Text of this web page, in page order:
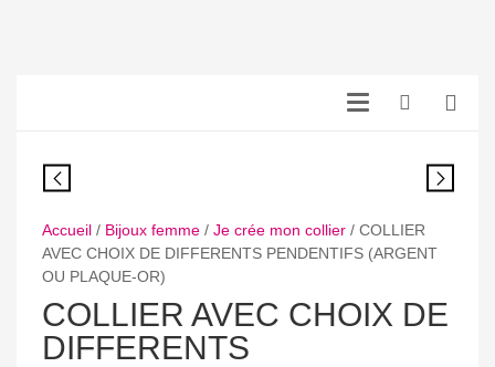
Accueil/ Bijoux femme/ Je crée mon collier/ COLLIER
AVEC CHOIX DE DIFFERENTS PENDENTIFS (ARGENT
OU PLAQUE-OR)
COLLIER AVEC CHOIX DE
DIFFERENTS